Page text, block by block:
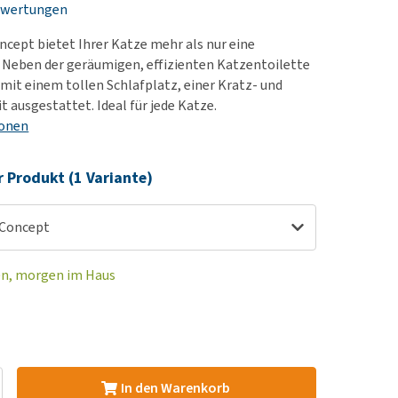
, Nieren- und
Fellprobleme und
bekomme ich meinen
ansehen
bietet Ihrer Katze mehr als nur eine
der geräumigen, effizienten Katzentoilette
einem tollen Schlafplatz, einer Kratz- und
ausgestattet. Ideal für jede Katze.
Produkt (1 Variante)
morgen im Haus
In den Warenkorb